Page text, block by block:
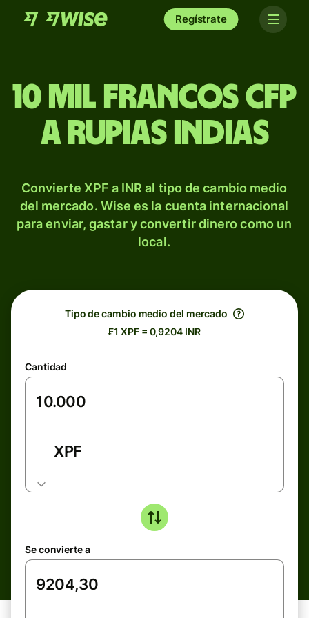
Regístrate
10 mil francos CFP
a rupias indias
Convierte XPF a INR al tipo de cambio medio
del mercado. Wise es la cuenta internacional
para enviar, gastar y convertir dinero como un
local.
Tipo de cambio medio del mercado
₣1 XPF = 0,9204 INR
Cantidad
XPF
Se convierte a